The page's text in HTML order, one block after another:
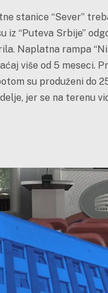
stanice “Sever”
iz “Puteva Srbije”
Naplatna rampa
više od 5 meseci.
su produženi do
jer se na terenu